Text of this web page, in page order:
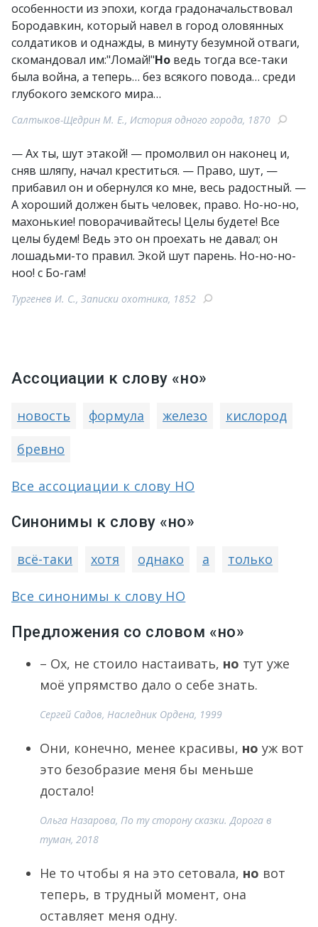
особенности из эпохи, когда градоначальствовал
Бородавкин, который навел в город оловянных
солдатиков и однажды, в минуту безумной отваги,
скомандовал им:"Ломай!"Но ведь тогда все-таки
была война, а теперь… без всякого повода… среди
глубокого земского мира…
Салтыков-Щедрин М. Е., История одного города, 1870
— Ах ты, шут этакой! — промолвил он наконец и,
сняв шляпу, начал креститься. — Право, шут, —
прибавил он и обернулся ко мне, весь радостный. —
А хороший должен быть человек, право. Но-но-но,
махонькие! поворачивайтесь! Целы будете! Все
целы будем! Ведь это он проехать не давал; он
лошадьми-то правил. Экой шут парень. Но-но-но-
ноо! с Бо-гам!
Тургенев И. С., Записки охотника, 1852
Ассоциации к слову «но»
новость формула железо
кислород
бревно
Все ассоциации к слову НО
Синонимы к слову «но»
всё-таки хотя однако а только
Все синонимы к слову НО
Предложения со словом «но»
– Ох, не стоило настаивать, но тут уже
моё упрямство дало о себе знать.
Сергей Садов, Наследник Ордена, 1999
Они, конечно, менее красивы, но уж вот
это безобразие меня бы меньше
достало!
Ольга Назарова, По ту сторону сказки. Дорога в
туман, 2018
Не то чтобы я на это сетовала, но вот
теперь, в трудный момент, она
оставляет меня одну.